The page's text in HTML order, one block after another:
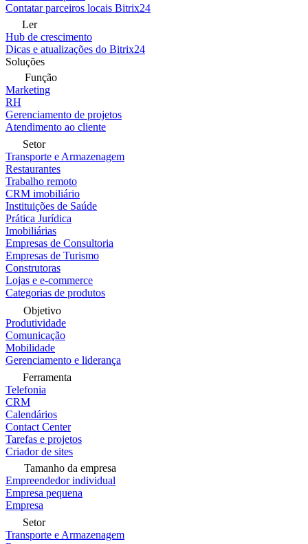
Contatar parceiros locais Bitrix24
Ler
Hub de crescimento
Dicas e atualizações do Bitrix24
Soluções
Função
Marketing
RH
Gerenciamento de projetos
Atendimento ao cliente
Setor
Transporte e Armazenagem
Restaurantes
Trabalho remoto
CRM imobiliário
Instituições de Saúde
Prática Jurídica
Imobiliárias
Empresas de Consultoria
Empresas de Turismo
Construtoras
Lojas e e-commerce
Categorias de produtos
Objetivo
Produtividade
Comunicação
Mobilidade
Gerenciamento e liderança
Ferramenta
Telefonia
CRM
Calendários
Contact Center
Tarefas e projetos
Criador de sites
Tamanho da empresa
Empreendedor individual
Empresa pequena
Empresa
Setor
Transporte e Armazenagem